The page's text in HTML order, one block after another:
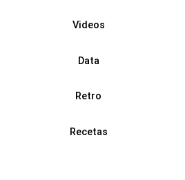
Videos
Data
Retro
Recetas